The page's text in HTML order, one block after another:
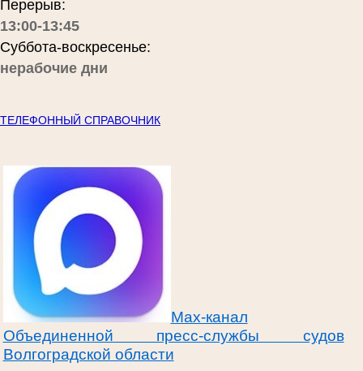
Перерыв:
13:00-13:45
Суббота-воскресенье:
нерабочие дни
ТЕЛЕФОННЫЙ СПРАВОЧНИК
Max-канал
Объединенной пресс-службы судов
Волгоградской области